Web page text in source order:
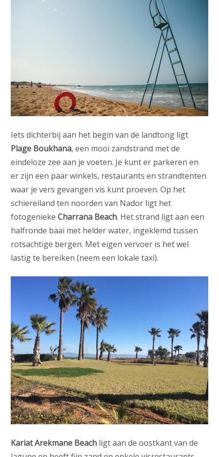
Iets dichterbij aan het begin van de landtong ligt
Plage Boukhana, een mooi zandstrand met de
eindeloze zee aan je voeten. Je kunt er parkeren en
er zijn een paar winkels, restaurants en strandtenten
waar je vers gevangen vis kunt proeven. Op het
schiereiland ten noorden van Nador ligt het
fotogeniekeCharrana Beach. Het strand ligt aan een
halfronde baai met helder water, ingeklemd tussen
rotsachtige bergen. Met eigen vervoer is het wel
lastig te bereiken (neem een lokale taxi).
Kariat Arekmane Beach ligt aan de oostkant van de